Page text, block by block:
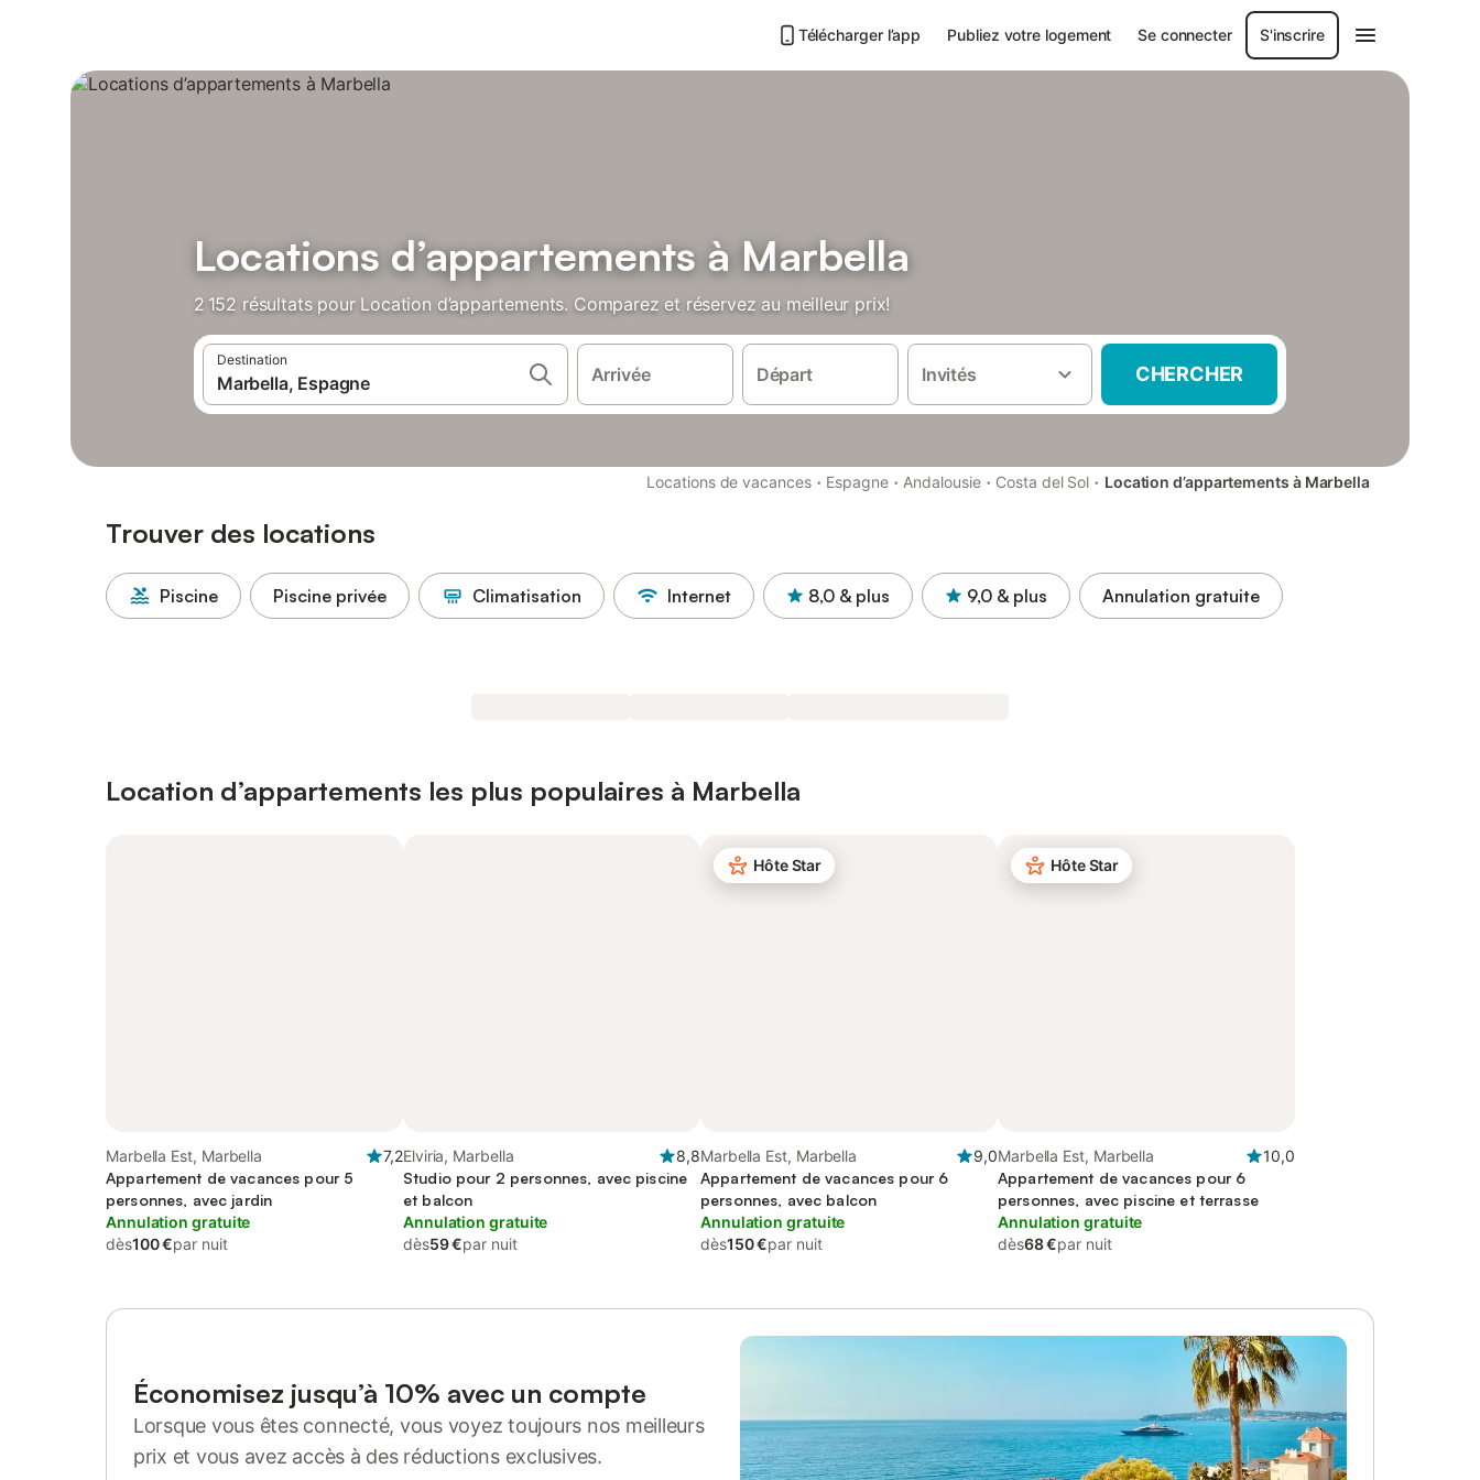
Télécharger l’app Publiez votre logement Se connecter S'inscrire
Locations d’appartements à Marbella
2 152 résultats pour Location d’appartements. Comparez et réservez au meilleur prix!
Destination
Arrivée Départ Invités CHERCHER
Locations de vacances · Espagne · Andalousie · Costa del Sol · Location d’appartements à Marbella
Trouver des locations
Piscine Piscine privée Climatisation Internet 8,0 & plus 9,0 & plus Annulation gratuite
Location d’appartements les plus populaires à Marbella
Marbella Est, Marbella
7,2
Appartement de vacances pour 5
personnes, avec jardin
Annulation gratuite
dès100 €par nuit
Elviria, Marbella
8,8
Studio pour 2 personnes, avec piscine
et balcon
Annulation gratuite
dès59 €par nuit
Hôte Star
Marbella Est, Marbella
9,0
Appartement de vacances pour 6
personnes, avec balcon
Annulation gratuite
dès150 €par nuit
Hôte Star
Marbella Est, Marbella
10,0
Appartement de vacances pour 6
personnes, avec piscine et terrasse
Annulation gratuite
dès68 €par nuit
Économisez jusqu’à 10% avec un compte
Lorsque vous êtes connecté, vous voyez toujours nos meilleurs
prix et vous avez accès à des réductions exclusives.